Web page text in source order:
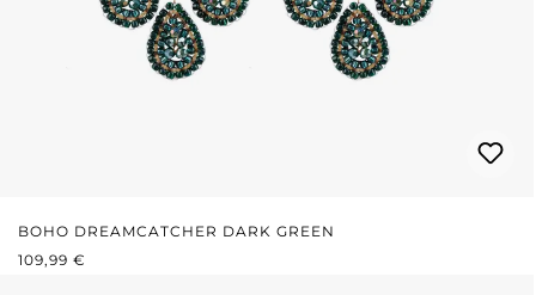
BOHO DREAMCATCHER DARK GREEN
REGULÄRER PREIS:
109,99 €